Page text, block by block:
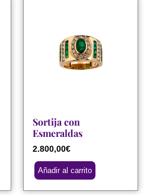
Sortija con
Esmeraldas
2.800,00€
Añadir al carrito